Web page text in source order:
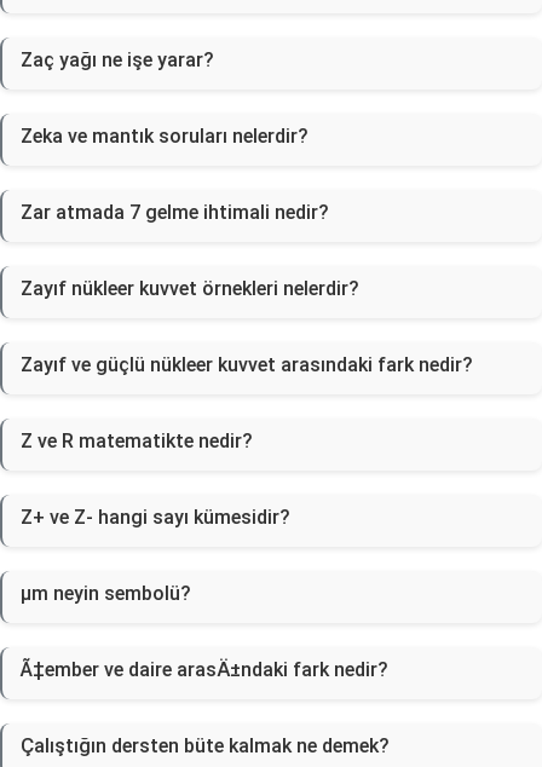
Zaç yağı ne işe yarar?
Zeka ve mantık soruları nelerdir?
Zar atmada 7 gelme ihtimali nedir?
Zayıf nükleer kuvvet örnekleri nelerdir?
Zayıf ve güçlü nükleer kuvvet arasındaki fark nedir?
Z ve R matematikte nedir?
Z+ ve Z- hangi sayı kümesidir?
µm neyin sembolü?
Ã‡ember ve daire arasÄ±ndaki fark nedir?
Çalıştığın dersten büte kalmak ne demek?